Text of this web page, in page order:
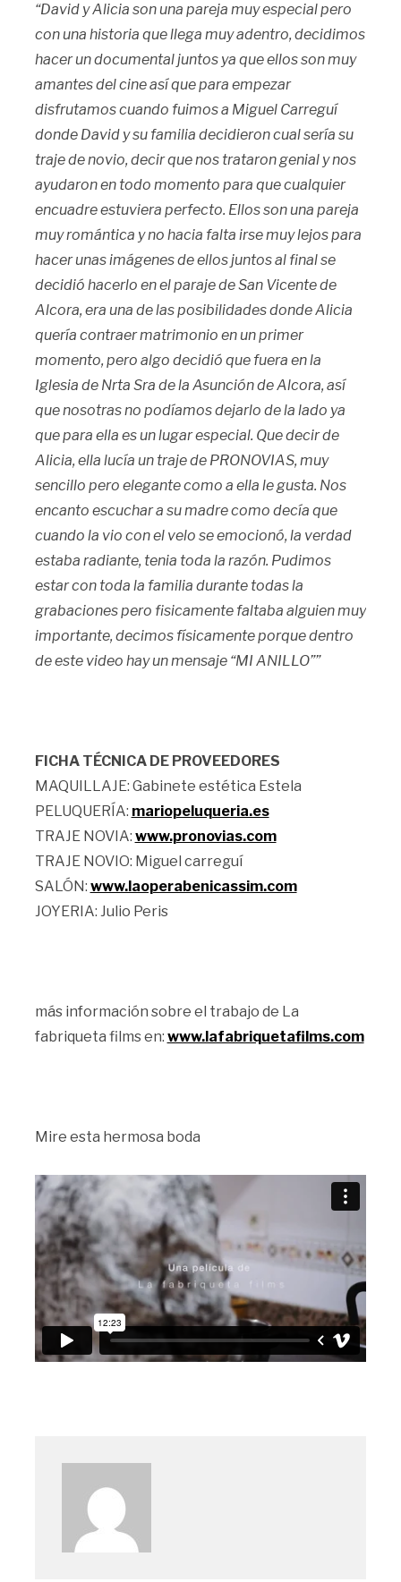
“David y Alicia son una pareja muy especial pero
con una historia que llega muy adentro, decidimos
hacer un documental juntos ya que ellos son muy
amantes del cine así que para empezar
disfrutamos cuando fuimos a Miguel Carreguí
donde David y su familia decidieron cual sería su
traje de novio, decir que nos trataron genial y nos
ayudaron en todo momento para que cualquier
encuadre estuviera perfecto. Ellos son una pareja
muy romántica y no hacia falta irse muy lejos para
hacer unas imágenes de ellos juntos al final se
decidió hacerlo en el paraje de San Vicente de
Alcora, era una de las posibilidades donde Alicia
quería contraer matrimonio en un primer
momento, pero algo decidió que fuera en la
Iglesia de Nrta Sra de la Asunción de Alcora, así
que nosotras no podíamos dejarlo de la lado ya
que para ella es un lugar especial. Que decir de
Alicia, ella lucía un traje de PRONOVIAS, muy
sencillo pero elegante como a ella le gusta. Nos
encanto escuchar a su madre como decía que
cuando la vio con el velo se emocionó, la verdad
estaba radiante, tenia toda la razón. Pudimos
estar con toda la familia durante todas la
grabaciones pero fisicamente faltaba alguien muy
importante, decimos físicamente porque dentro
de este video hay un mensaje “MI ANILLO””
FICHA TÉCNICA DE PROVEEDORES
MAQUILLAJE: Gabinete estética Estela
PELUQUERÍA: mariopeluqueria.es
TRAJE NOVIA: www.pronovias.com
TRAJE NOVIO: Miguel carreguí
SALÓN: www.laoperabenicassim.com
JOYERIA: Julio Peris
más información sobre el trabajo de La
fabriqueta films en: www.lafabriquetafilms.com
Mire esta hermosa boda